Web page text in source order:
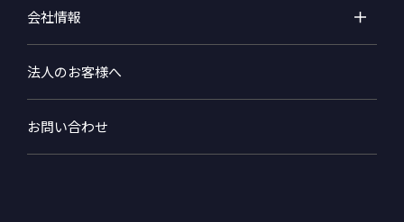
会社情報
法人のお客様へ
お問い合わせ